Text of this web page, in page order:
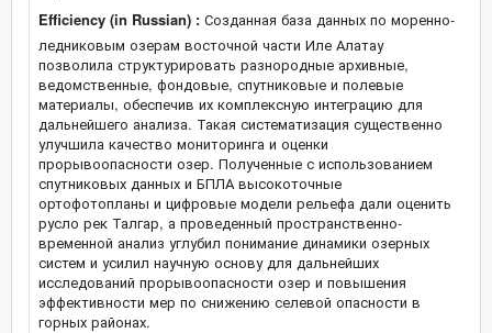
Efficiency (in Russian) : Созданная база данных по моренно-
ледниковым озерам восточной части Иле Алатау
позволила структурировать разнородные архивные,
ведомственные, фондовые, спутниковые и полевые
материалы, обеспечив их комплексную интеграцию для
дальнейшего анализа. Такая систематизация существенно
улучшила качество мониторинга и оценки
прорывоопасности озер. Полученные с использованием
спутниковых данных и БПЛА высокоточные
ортофотопланы и цифровые модели рельефа дали оценить
русло рек Талгар, а проведенный пространственно-
временной анализ углубил понимание динамики озерных
систем и усилил научную основу для дальнейших
исследований прорывоопасности озер и повышения
эффективности мер по снижению селевой опасности в
горных районах.